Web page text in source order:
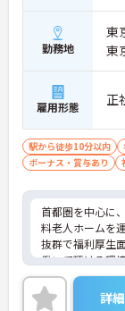
勤務地
東
東
雇用形態 正
駅から徒歩10分以内
ボーナス・賞与あり
首都圏を中心に
料老人ホームを
抜群で福利厚生
働いて頂ける環
20日と多くワー
イベートの時間
る方はぜひお気
詳